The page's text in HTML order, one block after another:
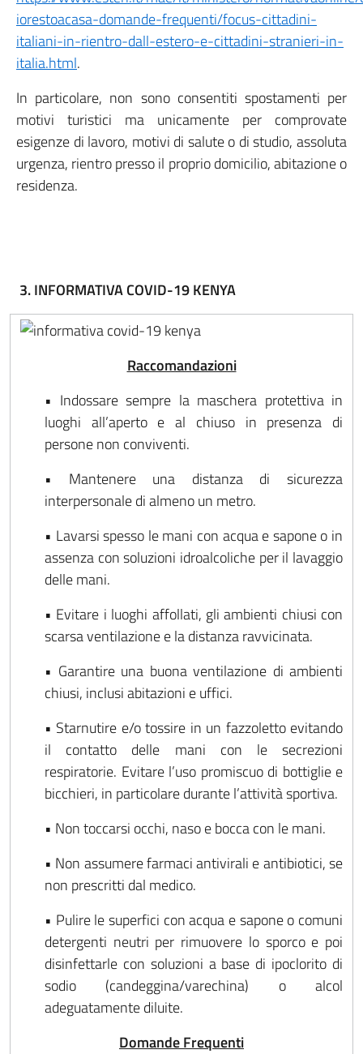
iorestoacasa-domande-frequenti/focus-cittadini-
italiani-in-rientro-dall-estero-e-cittadini-stranieri-in-
italia.html.
In particolare, non sono consentiti spostamenti per
motivi turistici ma unicamente per comprovate
esigenze di lavoro, motivi di salute o di studio, assoluta
urgenza, rientro presso il proprio domicilio, abitazione o
residenza.
3. INFORMATIVA COVID-19 KENYA
Raccomandazioni
• Indossare sempre la maschera protettiva in
luoghi all’aperto e al chiuso in presenza di
persone non conviventi.
• Mantenere una distanza di sicurezza
interpersonale di almeno un metro.
• Lavarsi spesso le mani con acqua e sapone o in
assenza con soluzioni idroalcoliche per il lavaggio
delle mani.
• Evitare i luoghi affollati, gli ambienti chiusi con
scarsa ventilazione e la distanza ravvicinata.
• Garantire una buona ventilazione di ambienti
chiusi, inclusi abitazioni e uffici.
• Starnutire e/o tossire in un fazzoletto evitando
il contatto delle mani con le secrezioni
respiratorie. Evitare l’uso promiscuo di bottiglie e
bicchieri, in particolare durante l’attività sportiva.
• Non toccarsi occhi, naso e bocca con le mani.
• Non assumere farmaci antivirali e antibiotici, se
non prescritti dal medico.
• Pulire le superfici con acqua e sapone o comuni
detergenti neutri per rimuovere lo sporco e poi
disinfettarle con soluzioni a base di ipoclorito di
sodio (candeggina/varechina) o alcol
adeguatamente diluite.
Domande Frequenti